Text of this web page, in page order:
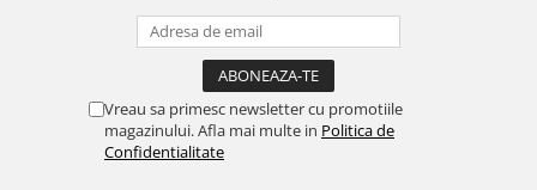
Vreau sa primesc newsletter cu promotiile
magazinului. Afla mai multe in Politica de
Confidentialitate